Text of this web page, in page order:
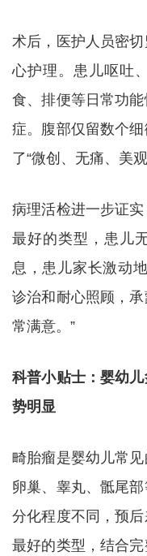
术后，医护人员密
心护理。患儿呕吐
食、排便等日常功
症。腹部仅留数个
了“微创、无痛、美
病理活检进一步证
最好的类型，患儿
息，患儿家长激动
诊治和耐心照顾，
常满意。”
科普小贴士：婴幼
势明显
畸胎瘤是婴幼儿常
卵巢、睾丸、骶尾
分化程度不同，预
最好的类型，结合